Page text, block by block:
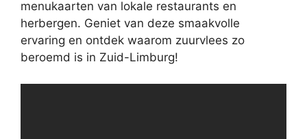
menukaarten van lokale restaurants en
herbergen. Geniet van deze smaakvolle
ervaring en ontdek waarom zuurvlees zo
beroemd is in Zuid-Limburg!